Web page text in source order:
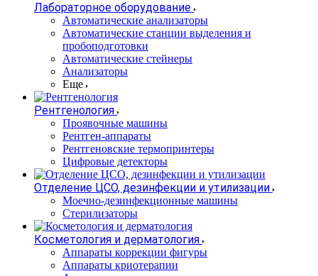
Лабораторное оборудование
Автоматические анализаторы
Автоматические станции выделения и
пробоподготовки
Автоматические стейнеры
Анализаторы
Еще
Рентгенология
Проявочные машины
Рентген-аппараты
Рентгеновские термопринтеры
Цифровые детекторы
Отделение ЦСО, дезинфекции и утилизации
Моечно-дезинфекционные машины
Стерилизаторы
Косметология и дерматология
Аппараты коррекции фигуры
Аппараты криотерапии